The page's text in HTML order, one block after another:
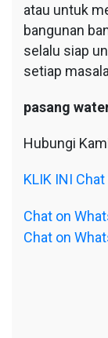
atau untuk
bangunan
selalu siap
setiap
pasang
Hubungi
KLIK INI
Chat on
Chat on